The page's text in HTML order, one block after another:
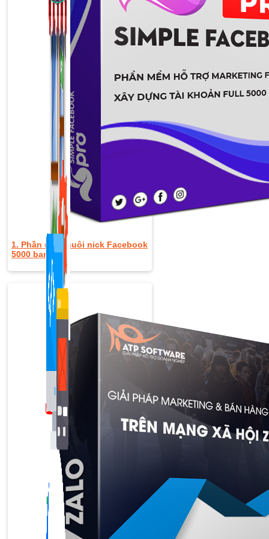
Bán Hàng Online
2,632 bài viết
New
Kiếm Tiền MMO
1,422 bài viết
Kiến Thức Website
1. Phần mềm nuôi nick Facebook
5000 bạn bè